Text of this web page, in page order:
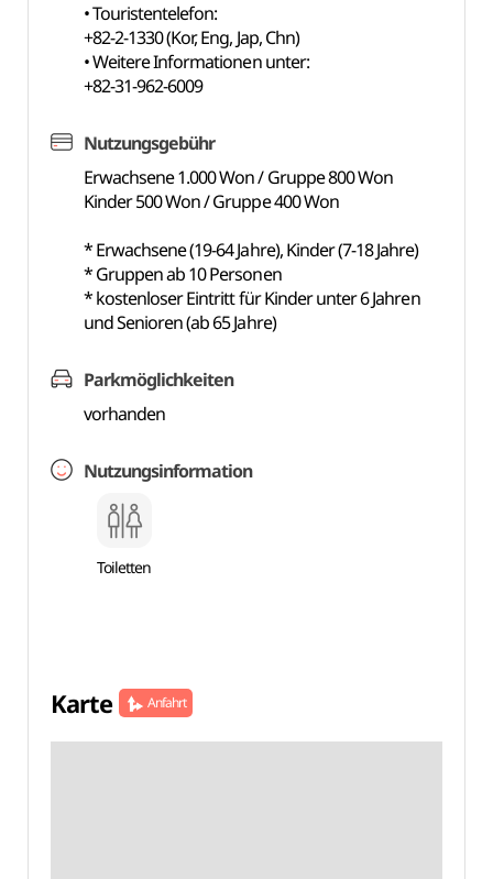
• Touristentelefon:
+82-2-1330 (Kor, Eng, Jap, Chn)
• Weitere Informationen unter:
+82-31-962-6009
Nutzungsgebühr
Erwachsene 1.000 Won / Gruppe 800 Won
Kinder 500 Won / Gruppe 400 Won
* Erwachsene (19-64 Jahre), Kinder (7-18 Jahre)
* Gruppen ab 10 Personen
* kostenloser Eintritt für Kinder unter 6 Jahren
und Senioren (ab 65 Jahre)
Parkmöglichkeiten
vorhanden
Nutzungsinformation
Toiletten
Karte Anfahrt